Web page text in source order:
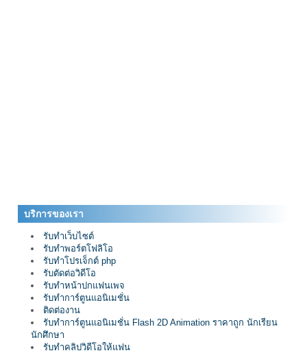
บริการของเรา
รับทำเว็บไซต์
รับทำพอร์ตโฟลิโอ
รับทำโปรเจ็กต์ php
รับตัดต่อวิดีโอ
รับทำหน้าปกแฟนเพจ
รับทำการ์ตูนแอนิเมชั่น
ติดต่องาน
รับทำการ์ตูนแอนิเมชั่น Flash 2D Animation ราคาถูก นักเรียน
นักศึกษา
รับทำคลิปวิดีโอให้แฟน